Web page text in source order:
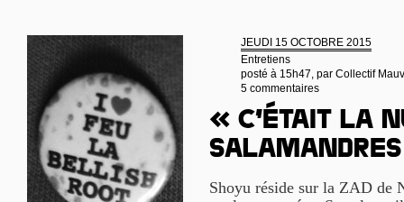
JEUDI 15 OCTOBRE 2015
Entretiens
posté à 15h47, par Collectif
5 commentaires
« C’était la
Shoyu réside sur la ZAD de